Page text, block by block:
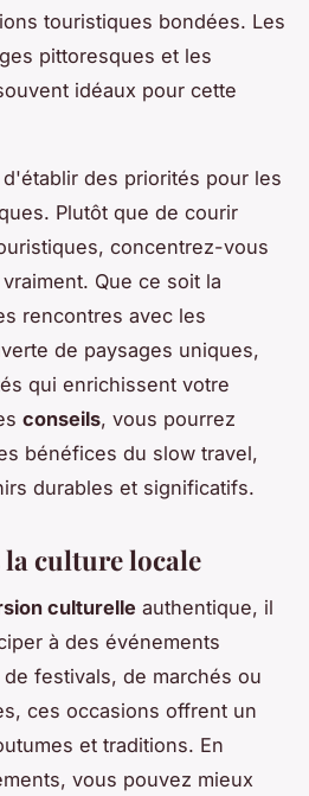
touristiques bondées. Les
pittoresques et les
idéaux pour cette
des priorités pour les
Plutôt que de courir
concentrez-vous
Que ce soit la
rencontres avec les
de paysages uniques,
qui enrichissent votre
conseils, vous pourrez
bénéfices du slow travel,
durables et significatifs.
culture locale
culturelle authentique, il
à des événements
festivals, de marchés ou
ces occasions offrent un
et traditions. En
vous pouvez mieux